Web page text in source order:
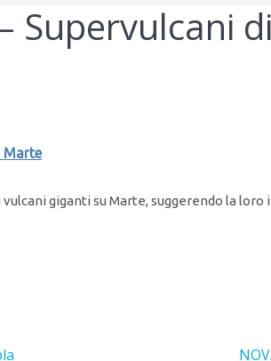
Supervulcani
Marte
giganti su Marte, suggerendo la loro